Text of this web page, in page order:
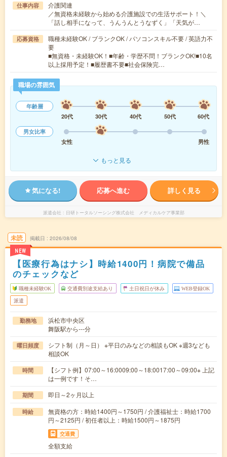
仕事内容
介護関連
／無資格未経験から始める介護施設での生活サポート！＼
「話し相手になって、うんうんとうなずく」「天気が…
応募資格
職種未経験OK / ブランクOK / パソコンスキル不要 / 英語力不
要
■無資格・未経験OK！■年齢・学歴不問！ブランクOK!■10名
以上採用予定！■履歴書不要■社会保険完…
職場の雰囲気
年齢層
20代
30代 40代 50代
60代
男女比率
女性
男性
もっと見る
気になる! 応募へ進む 詳しく見る
派遣会社 日研トータルソーシング株式会社 メディカルケア事業部
未読
NEW
掲載日 2026/08/08
【医療行為はナシ】時給1400円！病院で備品
のチェックなど
職種未経験OK 交通費別途支給あり 土日祝日が休み WEB登録OK
派遣
勤務地
浜松市中央区
舞阪駅から---分
曜日頻度
シフト制（月～日） ※平日のみなどの相談もOK ※週3なども
相談OK
時間
【シフト例】07:00～16:0009:00～18:0017:00～09:00※ 上記
は一例です！そ…
期間 即日～2ヶ月以上
時給
無資格の方：時給1400円～1750円 / 介護福祉士：時給1700
円～2125円 / 初任者以上：時給1500円～1875円
交通費
全額支給